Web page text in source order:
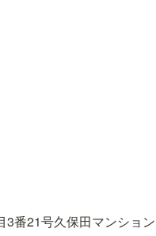
3番21号久保田マンショ